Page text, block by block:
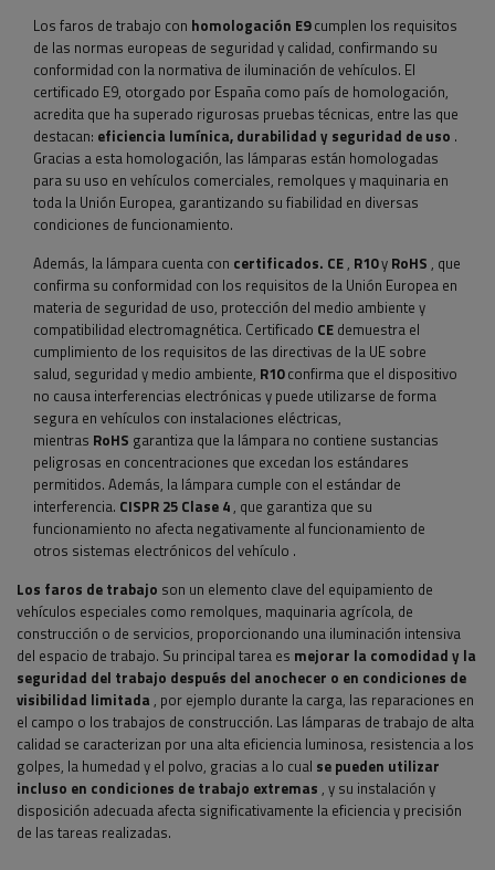
Los faros de trabajo con homologación E9cumplen los requisitos
de las normas europeas de seguridad y calidad, confirmando su
conformidad con la normativa de iluminación de vehículos. El
certificado E9, otorgado por España como país de homologación,
acredita que ha superado rigurosas pruebas técnicas, entre las que
destacan: eficiencia lumínica, durabilidad y seguridad de uso .
Gracias a esta homologación, las lámparas están homologadas
para su uso en vehículos comerciales, remolques y maquinaria en
toda la Unión Europea, garantizando su fiabilidad en diversas
condiciones de funcionamiento.
Además, la lámpara cuenta con certificados. CE, R10y RoHS , que
confirma su conformidad con los requisitos de la Unión Europea en
materia de seguridad de uso, protección del medio ambiente y
compatibilidad electromagnética. Certificado CE demuestra el
cumplimiento de los requisitos de las directivas de la UE sobre
salud, seguridad y medio ambiente, R10 confirma que el dispositivo
no causa interferencias electrónicas y puede utilizarse de forma
segura en vehículos con instalaciones eléctricas,
mientras RoHS garantiza que la lámpara no contiene sustancias
peligrosas en concentraciones que excedan los estándares
permitidos. Además, la lámpara cumple con el estándar de
interferencia. CISPR 25 Clase 4, que garantiza que su
funcionamiento no afecta negativamente al funcionamiento de
otros sistemas electrónicos del vehículo .
Los faros de trabajo son un elemento clave del equipamiento de
vehículos especiales como remolques, maquinaria agrícola, de
construcción o de servicios, proporcionando una iluminación intensiva
del espacio de trabajo. Su principal tarea es mejorar la comodidad y la
seguridad del trabajo después del anochecer o en condiciones de
visibilidad limitada , por ejemplo durante la carga, las reparaciones en
el campo o los trabajos de construcción. Las lámparas de trabajo de alta
calidad se caracterizan por una alta eficiencia luminosa, resistencia a los
golpes, la humedad y el polvo, gracias a lo cual se pueden utilizar
incluso en condiciones de trabajo extremas , y su instalación y
disposición adecuada afecta significativamente la eficiencia y precisión
de las tareas realizadas.